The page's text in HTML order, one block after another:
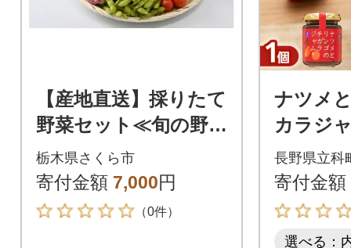
【産地直送】採りたて
野菜セット≪旬の野菜
新鮮 詰め合わせ 栃木
県産 国産≫
栃木県さくら市
寄付金額 7,000円
（0件）
ナツメ
カラジ
長野県立科
寄付金額
選べる：